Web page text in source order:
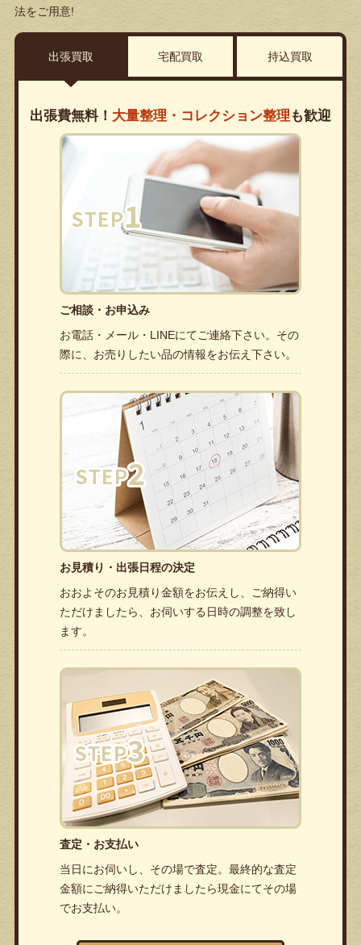
法をご用意!
出張買取 宅配買取 持込買取
出張費無料！ 大量整理・コレクション整理 も歓迎
ご相談・お申込み
お電話・メール・LINEにてご連絡下さい。その
際に、お売りしたい品の情報をお伝え下さい。
お見積り・出張日程の決定
おおよそのお見積り金額をお伝えし、ご納得い
ただけましたら、お伺いする日時の調整を致し
ます。
査定・お支払い
当日にお伺いし、その場で査定。最終的な査定
金額にご納得いただけましたら現金にてその場
でお支払い。